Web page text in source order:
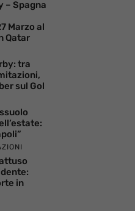
– Spagna
Marzo al
Qatar
tra
sul Gol
in